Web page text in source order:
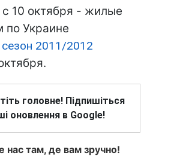
с 10 октября - жилые
по Украине
2011/2012
головне! Підпишіться
оновлення в Google!
нас там, де вам зручно!